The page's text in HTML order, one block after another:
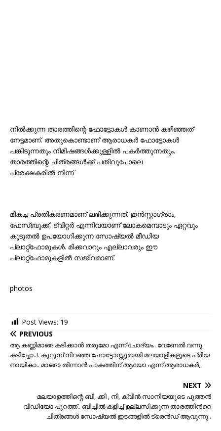
നിൽക്കുന്ന താരത്തിന്റെ ഫോട്ടോകൾ കാണാൻ കഴിഞ്ഞത്
നേട്ടമാണ്. അതുകൊണ്ടാണ് ആരാധകർ ഫോട്ടോകൾ
പങ്കിടുന്നതും നിമിഷങ്ങൾക്കുള്ളിൽ പകർത്തുന്നതും.
താരത്തിന്റെ ചിത്രങ്ങൾക്ക് പതിവുപോലെ
പ്രേക്ഷകരിൽ നിന്ന്
മികച്ച പ്രതികരണമാണ് ലഭിക്കുന്നത്. ഇൻസ്റ്റാഗ്രാം,
ഫേസ്ബുക്ക്, ട്വിറ്റർ എന്നിവയാണ് ലോകമെമ്പാടും ഏറ്റവും
കൂടുതൽ ഉപയോഗിക്കുന്ന സോഷ്യൽ മീഡിയ
പ്ലാറ്റ്‌ഫോമുകൾ. മിക്കവാറും എല്ലാവരും ഈ
പ്ലാറ്റ്‌ഫോമുകളിൽ സജീവമാണ്.
photos
Post Views: 19
PREVIOUS
ആ കണ്ണിമാങ്ങ കടിക്കാന്‍ തരുമോ എന്ന് ചോദ്യം.. വേണേല്‍ വന്നു
കടിച്ചോ..!. കുറുമ്പ് നിറഞ്ഞ ഫോട്ടോസ്സുമായി മലയാളികളുടെ പ്രിയ
നായികാ.. മാങ്ങാ തിന്നാന്‍ പാകത്തിന് ആയോ എന്ന് ആരാധകര്‍,,
NEXT
മലയാളത്തിന്റെ ബി, ക്കി , നി, ക്വീന്‍ സാനിയയുടെ പുത്തന്‍
വീഡിയോ പുറത്ത്.. ബീച്ചില്‍ കളിച്ച് ഉല്ലസിക്കുന്ന താരത്തിന്‍റെ
ചിത്രങ്ങള്‍ സോഷ്യല്‍ ഇടങ്ങളില്‍ ട്രെന്‍ഡ് ആവുന്നു..